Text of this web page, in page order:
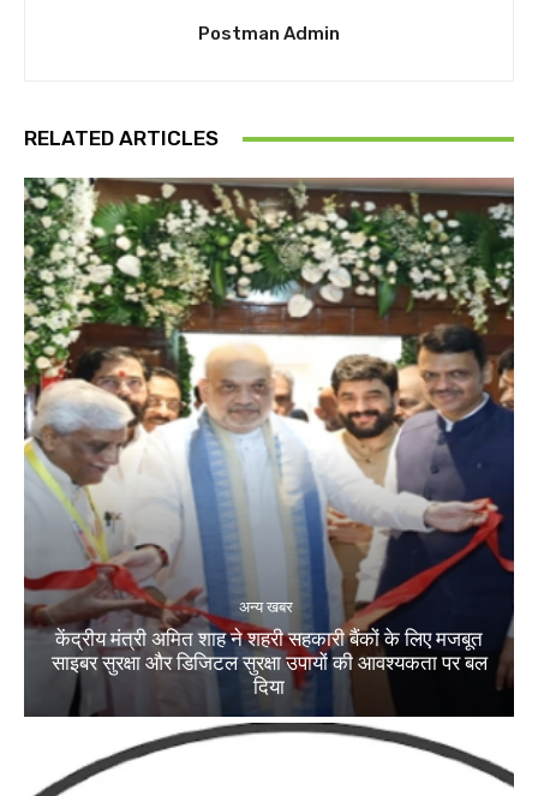
Postman Admin
RELATED ARTICLES
अन्य खबर
केंद्रीय मंत्री अमित शाह ने शहरी सहकारी बैंकों के लिए मजबूत
साइबर सुरक्षा और डिजिटल सुरक्षा उपायों की आवश्यकता पर बल
दिया